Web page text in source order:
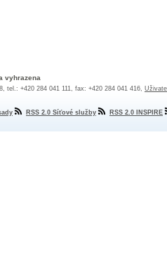
vyhrazena
tel.: +420 284 041 111, fax: +420 284 041 416,
RSS 2.0 Síťové služby RSS 2.0 INSPIRE